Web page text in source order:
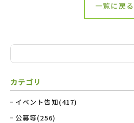
一覧に戻る
カテゴリ
イベント告知(417)
公募等(256)